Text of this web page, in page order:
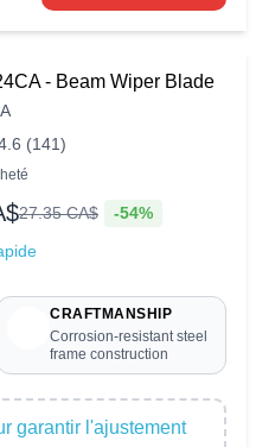
- Beam Wiper Blade
(141)
27.35CA$ -54%
CRAFTMANSHIP
Corrosion-resistant steel
frame construction
garantir l'ajustement